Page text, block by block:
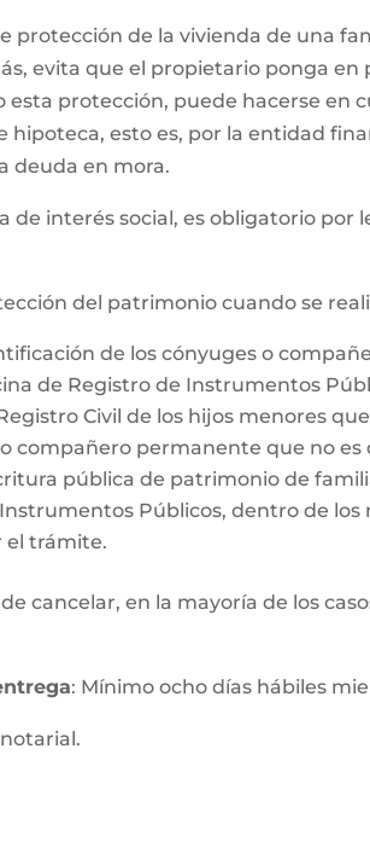
protección de la vivienda de una
evita que el propietario ponga
esta protección, puede hacerse
hipoteca, esto es, por la entidad
deuda en mora.
de interés social, es obligatorio
del patrimonio cuando se
de los cónyuges o
de Registro de Instrumentos
Civil de los hijos menores
compañero permanente que no es
pública de patrimonio de
Públicos, dentro de
el trámite.
cancelar, en la mayoría de los
: Mínimo ocho días hábiles